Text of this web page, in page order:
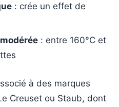
: crée un effet de
: entre 160°C et
à des marques
Creuset ou Staub, dont